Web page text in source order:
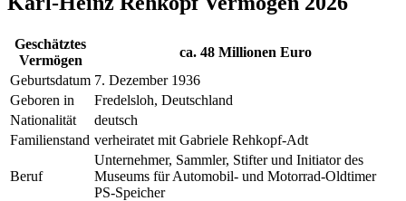
Geschätztes
Vermögen
ca. 48 Millionen Euro
Geburtsdatum 7. Dezember 1936
Geboren in
Fredelsloh, Deutschland
Nationalität
deutsch
Familienstand verheiratet mit Gabriele Rehkopf-Adt
Beruf
Unternehmer, Sammler, Stifter und Initiator des
Museums für Automobil- und Motorrad-Oldtimer
PS-Speicher